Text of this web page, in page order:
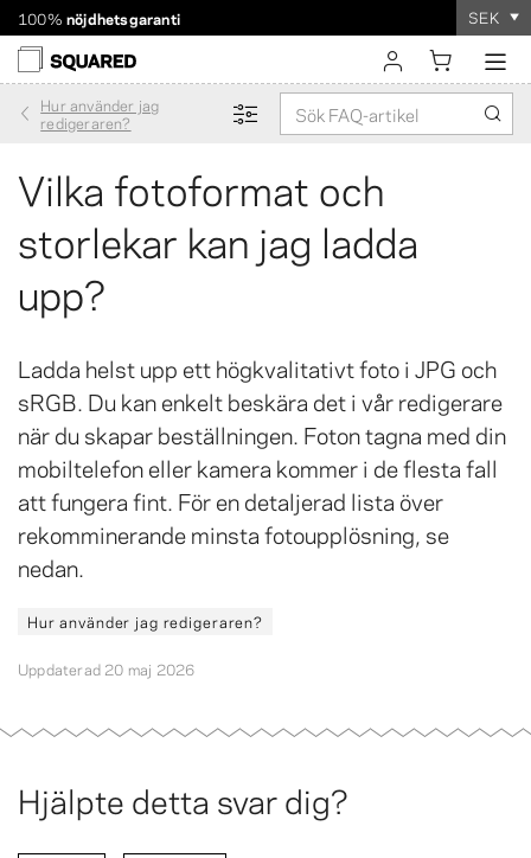
Världsomspännande frakt. Rabatterad frakt över 560 kr
Beställningen tar
100% nöjdhetsgaranti SEK
logga in
Hur använder jag
redigeraren?
Vilka fotoformat och
storlekar kan jag ladda
upp?
Ladda helst upp ett högkvalitativt foto i JPG och
sRGB. Du kan enkelt beskära det i vår redigerare
när du skapar beställningen. Foton tagna med din
mobiltelefon eller kamera kommer i de flesta fall
att fungera fint. För en detaljerad lista över
rekomminerande minsta fotoupplösning, se
nedan.
Hur använder jag redigeraren?
Uppdaterad 20 maj 2026
Hjälpte detta svar dig?